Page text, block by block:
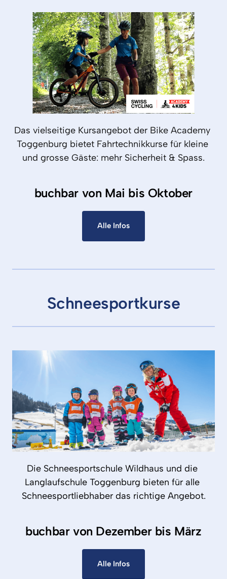
Das vielseitige Kursangebot der Bike
Toggenburg bietet Fahrtechnikkurse für
kleine
und grosse Gäste: mehr Sicherheit & Spass.
buchbar von Mai bis Oktober
Alle Infos
Schneesportkurse
Die Schneesportschule Wildhaus und
Langlaufschule Toggenburg bieten für
Schneesportliebhaber das richtige Angebot.
buchbar von Dezember bis März
Alle Infos